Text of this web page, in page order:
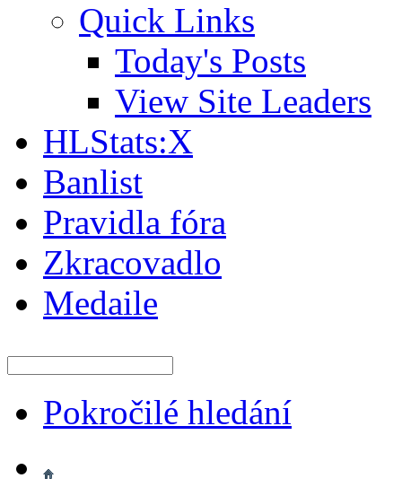
Quick Links
Today's Posts
View Site Leaders
HLStats:X
Banlist
Pravidla fóra
Zkracovadlo
Medaile
Pokročilé hledání